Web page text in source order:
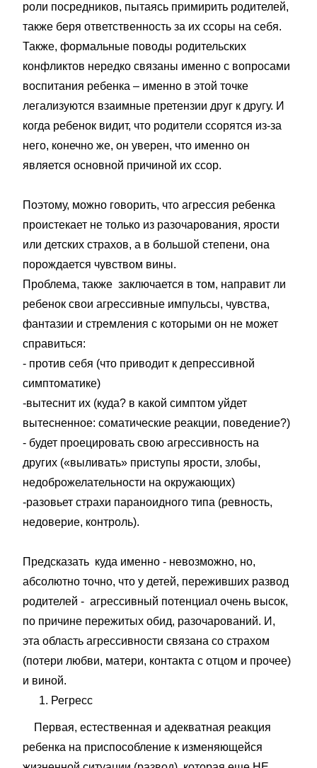
роли посредников, пытаясь примирить родителей,
также беря ответственность за их ссоры на себя.
Также, формальные поводы родительских
конфликтов нередко связаны именно с вопросами
воспитания ребенка – именно в этой точке
легализуются взаимные претензии друг к другу. И
когда ребенок видит, что родители ссорятся из-за
него, конечно же, он уверен, что именно он
является основной причиной их ссор.
Поэтому, можно говорить, что агрессия ребенка
проистекает не только из разочарования, ярости
или детских страхов, а в большой степени, она
порождается чувством вины.
Проблема, также заключается в том, направит ли
ребенок свои агрессивные импульсы, чувства,
фантазии и стремления с которыми он не может
справиться:
- против себя (что приводит к депрессивной
симптоматике)
-вытеснит их (куда? в какой симптом уйдет
вытесненное: соматические реакции, поведение?)
- будет проецировать свою агрессивность на
других («выливать» приступы ярости, злобы,
недоброжелательности на окружающих)
-разовьет страхи параноидного типа (ревность,
недоверие, контроль).
Предсказать куда именно - невозможно, но,
абсолютно точно, что у детей, переживших развод
родителей - агрессивный потенциал очень высок,
по причине пережитых обид, разочарований. И,
эта область агрессивности связана со страхом
(потери любви, матери, контакта с отцом и прочее)
и виной.
Регресс
⠀ Первая, естественная и адекватная реакция
ребенка на приспособление к изменяющейся